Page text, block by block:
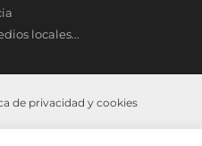
locales...
de privacidad y cookies